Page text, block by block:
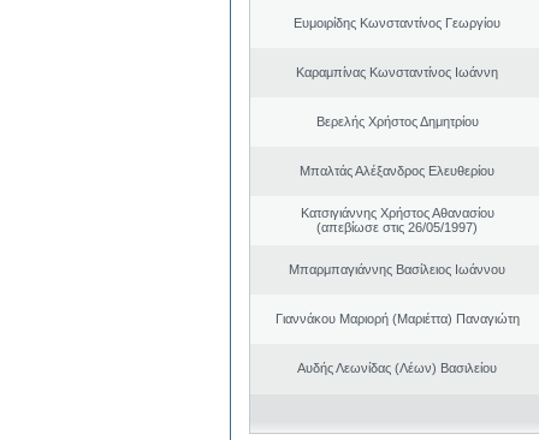
Ευμοιρίδης Κωνσταντίνος Γεωργίου
Καραμπίνας Κωνσταντίνος Ιωάννη
Βερελής Χρήστος Δημητρίου
Μπαλτάς Αλέξανδρος Ελευθερίου
Κατσιγιάννης Χρήστος Αθανασίου
(απεβίωσε στις 26/05/1997)
Μπαρμπαγιάννης Βασίλειος Ιωάννου
Γιαννάκου Μαριορή (Μαριέττα) Παναγιώτη
Αυδής Λεωνίδας (Λέων) Βασιλείου